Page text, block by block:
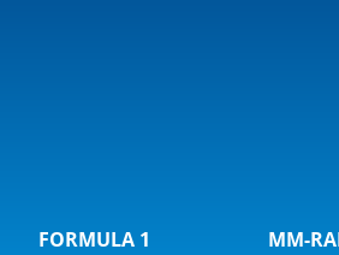
FORMULA 1 MM-